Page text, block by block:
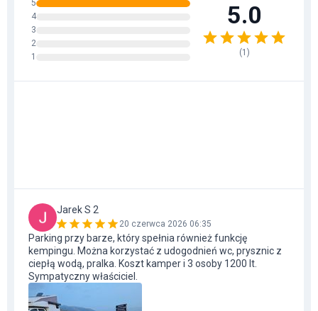
5
4
3
2
1
5.0
(1 )
Jarek S 2
20 czerwca 2026 06:35
Parking przy barze, który spełnia również funkcję
kempingu. Można korzystać z udogodnień wc, prysznic z
ciepłą wodą, pralka. Koszt kamper i 3 osoby 1200 lt.
Sympatyczny właściciel.